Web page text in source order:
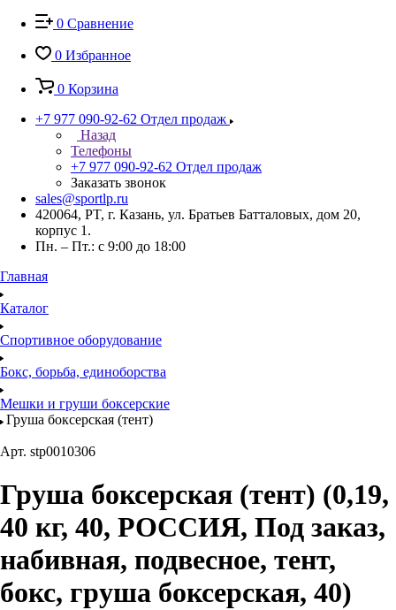
0 Сравнение
0 Избранное
0 Корзина
+7 977 090-92-62 Отдел продаж
Назад
Телефоны
+7 977 090-92-62 Отдел продаж
Заказать звонок
sales@sportlp.ru
420064, PT, г. Казань, ул. Братьев Батталовых, дом 20,
корпус 1.
Пн. – Пт.: с 9:00 до 18:00
Главная
Каталог
Спортивное оборудование
Бокс, борьба, единоборства
Мешки и груши боксерские
Груша боксерская (тент)
Арт. stp0010306
Груша боксерская (тент) (0,19,
40 кг, 40, РОССИЯ, Под заказ,
набивная, подвесное, тент,
бокс, груша боксерская, 40)